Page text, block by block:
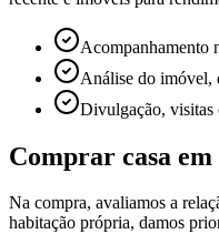
Acompanhamento
Análise do imóvel,
Divulgação, visitas
Comprar casa
Na compra, avaliamos a
habitação própria, damos